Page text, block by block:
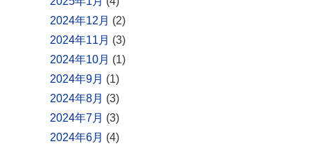
2024年12月 (2)
2024年11月 (3)
2024年10月 (1)
2024年9月 (1)
2024年8月 (3)
2024年7月 (3)
2024年6月 (4)